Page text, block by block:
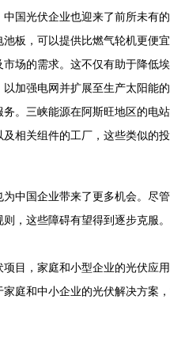
国光伏企业也迎来了前所未有
板，可以提供比燃气轮机更便
场的需求。这不仅有助于降低
加强电网并扩展至生产太阳能
。三峡能源在阿斯旺地区的电
相关组件的工厂，这些类似的
中国企业带来了更多机会。尽
，这些障碍有望得到逐步克服
目，家庭和小型企业的光伏应
庭和中小企业的光伏解决方案